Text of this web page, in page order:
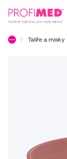
Talíře a misky